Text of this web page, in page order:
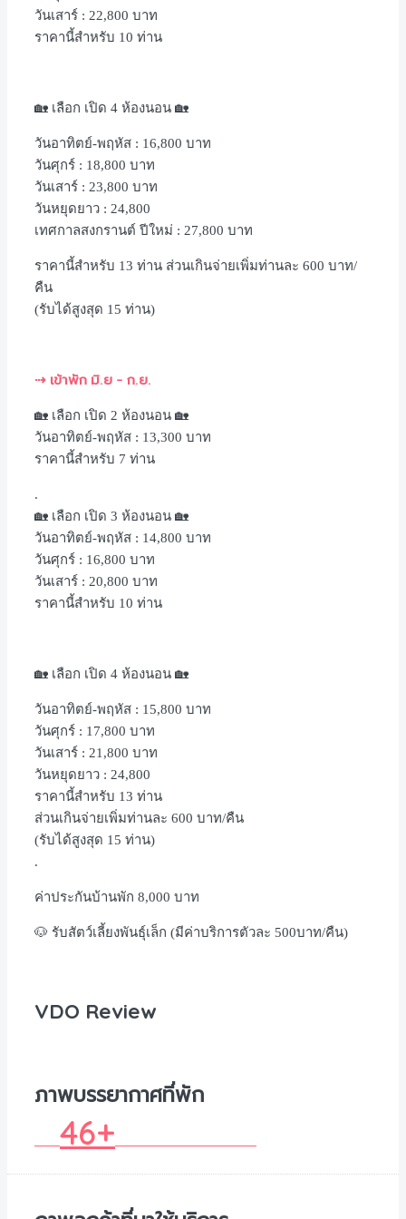
วันเสาร์ : 22,800 บาท
ราคานี้สำหรับ 10 ท่าน
🏡 เลือก เปิด 4 ห้องนอน 🏡
วันอาทิตย์-พฤหัส : 16,800 บาท
วันศุกร์ : 18,800 บาท
วันเสาร์ : 23,800 บาท
วันหยุดยาว : 24,800
เทศกาลสงกรานต์ ปีใหม่ : 27,800 บาท
ราคานี้สำหรับ 13 ท่าน ส่วนเกินจ่ายเพิ่มท่านละ 600 บาท/
คืน
(รับได้สูงสุด 15 ท่าน)
⇢ เข้าพัก มิ.ย – ก.ย.
🏡 เลือก เปิด 2 ห้องนอน 🏡
วันอาทิตย์-พฤหัส : 13,300 บาท
ราคานี้สำหรับ 7 ท่าน
.
🏡 เลือก เปิด 3 ห้องนอน 🏡
วันอาทิตย์-พฤหัส : 14,800 บาท
วันศุกร์ : 16,800 บาท
วันเสาร์ : 20,800 บาท
ราคานี้สำหรับ 10 ท่าน
🏡 เลือก เปิด 4 ห้องนอน 🏡
วันอาทิตย์-พฤหัส : 15,800 บาท
วันศุกร์ : 17,800 บาท
วันเสาร์ : 21,800 บาท
วันหยุดยาว : 24,800
ราคานี้สำหรับ 13 ท่าน
ส่วนเกินจ่ายเพิ่มท่านละ 600 บาท/คืน
(รับได้สูงสุด 15 ท่าน)
.
ค่าประกันบ้านพัก 8,000 บาท
🐶 รับสัตว์เลี้ยงพันธุ์เล็ก (มีค่าบริการตัวละ 500บาท/คืน)
VDO Review
ภาพบรรยากาศที่พัก
46+